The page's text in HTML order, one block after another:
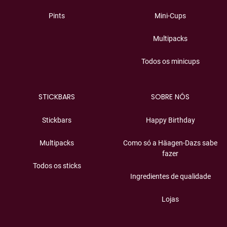
Pints Mini-Cups
Multipacks
Todos os minicups
STICKBARS
Stickbars
Multipacks
Todos os sticks
SOBRE NÓS
Happy Birthday
Como só a Häagen-Dazs sabe
fazer
Ingredientes de qualidade
Lojas